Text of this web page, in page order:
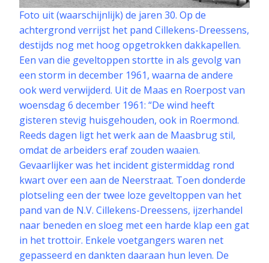
Foto uit (waarschijnlijk) de jaren 30. Op de
achtergrond verrijst het pand Cillekens-Dreessens,
destijds nog met hoog opgetrokken dakkapellen.
Een van die geveltoppen stortte in als gevolg van
een storm in december 1961, waarna de andere
ook werd verwijderd. Uit de Maas en Roerpost van
woensdag 6 december 1961: “De wind heeft
gisteren stevig huisgehouden, ook in Roermond.
Reeds dagen ligt het werk aan de Maasbrug stil,
omdat de arbeiders eraf zouden waaien.
Gevaarlijker was het incident gistermiddag rond
kwart over een aan de Neerstraat. Toen donderde
plotseling een der twee loze geveltoppen van het
pand van de N.V. Cillekens-Dreessens, ijzerhandel
naar beneden en sloeg met een harde klap een gat
in het trottoir. Enkele voetgangers waren net
gepasseerd en dankten daaraan hun leven. De